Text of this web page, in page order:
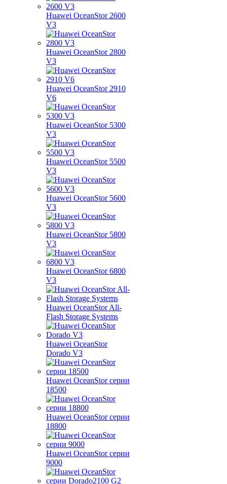
Huawei OceanStor 2600
V3
Huawei OceanStor 2800
V3
Huawei OceanStor 2910
V6
Huawei OceanStor 5300
V3
Huawei OceanStor 5500
V3
Huawei OceanStor 5600
V3
Huawei OceanStor 5800
V3
Huawei OceanStor 6800
V3
Huawei OceanStor All-
Flash Storage Systems
Huawei OceanStor
Dorado V3
Huawei OceanStor серии
18500
Huawei OceanStor серии
18800
Huawei OceanStor серии
9000